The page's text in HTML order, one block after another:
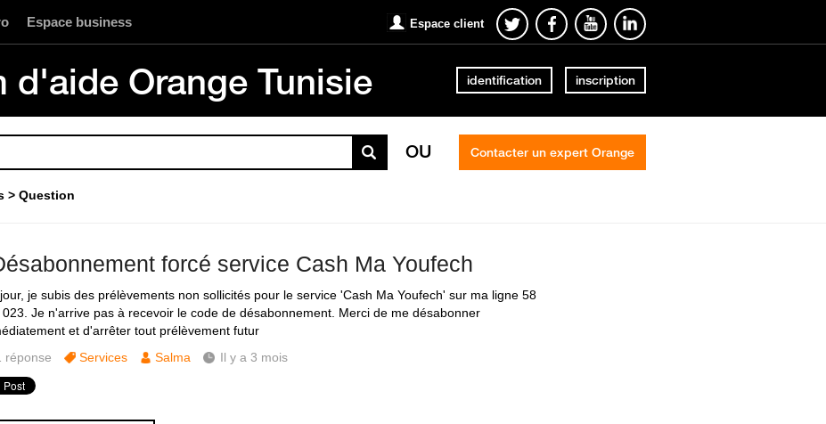
Espace business Espace client
d'aide Orange Tunisie identification inscription
OU Contacter un expert Orange
Question
forcé service Cash Ma Youfech
je subis des prélèvements non sollicités pour le service 'Cash Ma Youfech' sur ma ligne 58
023. Je n'arrive pas à recevoir le code de désabonnement. Merci de me désabonner
et d'arrêter tout prélèvement futur
réponse Services Salma Il y a 3 mois